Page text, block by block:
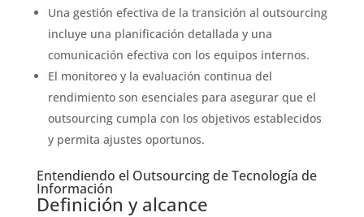
Una gestión efectiva de la transición al outsourcing
incluye una planificación detallada y una
comunicación efectiva con los equipos internos.
El monitoreo y la evaluación continua del
rendimiento son esenciales para asegurar que el
outsourcing cumpla con los objetivos establecidos
y permita ajustes oportunos.
Entendiendo el Outsourcing de Tecnología de
Información
Definición y alcance